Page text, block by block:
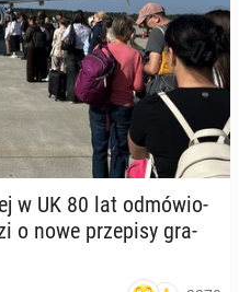
w UK 80 lat od­mó­wio­
o nowe prze­pi­sy gra­